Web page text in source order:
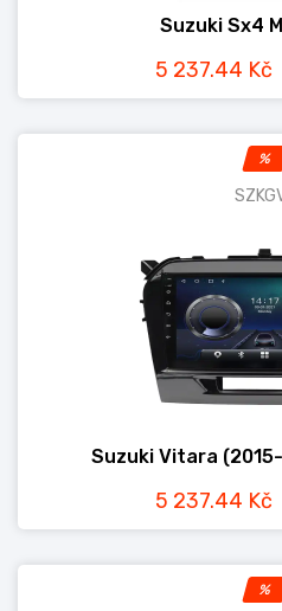
Suzuki Sx4
5 237.44 Kč
%
Suzuki Vitara
5 237.44 Kč
%